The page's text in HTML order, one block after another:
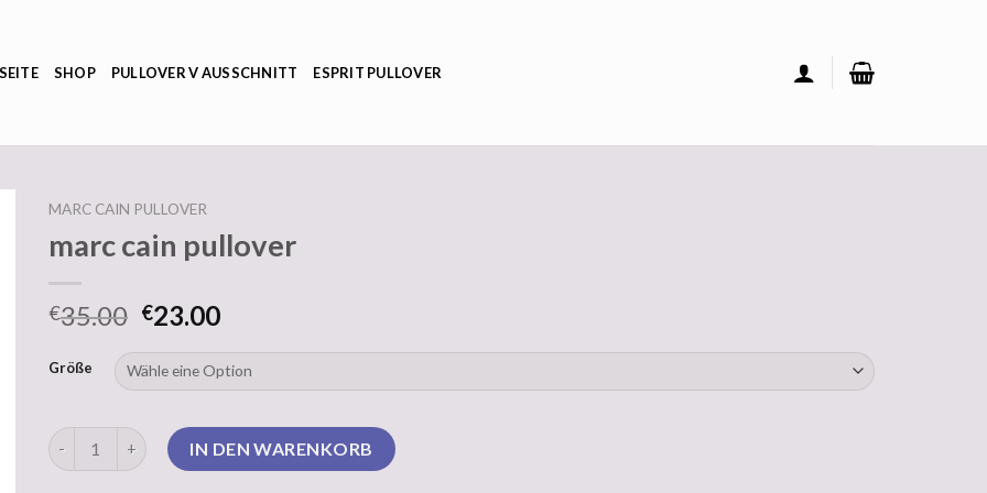
SHOP PULLOVER V AUSSCHNITT ESPRIT PULLOVER
MARC CAIN PULLOVER
marc cain pullover
€35.00 €23.00
Größe
marc cain pullover MengeIN DEN WARENKORB